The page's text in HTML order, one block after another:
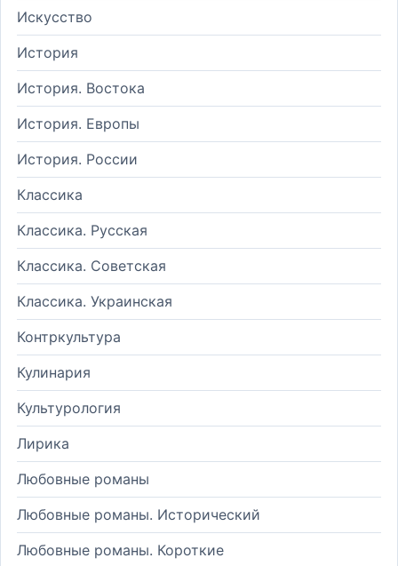
Искусство
История
История. Востока
История. Европы
История. России
Классика
Классика. Русская
Классика. Советская
Классика. Украинская
Контркультура
Кулинария
Культурология
Лирика
Любовные романы
Любовные романы. Исторический
Любовные романы. Короткие